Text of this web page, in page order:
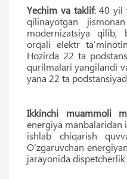
Yechim va taklif: 40 yil
qilinayotgan
modernizatsiya qilib,
orqali elektr
Hozirda 22 ta
qurilmalari yangilandi
yana 22 ta
Ikkinchi muammoli
energiya manbalaridan
ishlab chiqarish
O‘zgaruvchan
jarayonida